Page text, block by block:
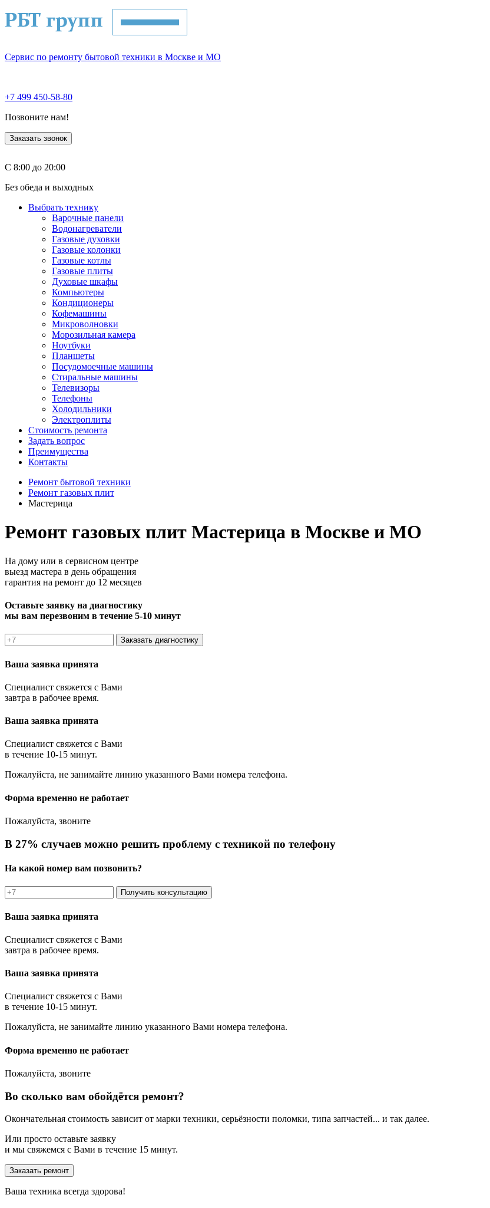
Сервис по ремонту бытовой техники в Москве и МО
+7 499 450-58-80
Позвоните нам!
Заказать звонок
С 8:00 до 20:00
Без обеда и выходных
Выбрать технику
Варочные панели
Водонагреватели
Газовые духовки
Газовые колонки
Газовые котлы
Газовые плиты
Духовые шкафы
Компьютеры
Кондиционеры
Кофемашины
Микроволновки
Морозильная камера
Ноутбуки
Планшеты
Посудомоечные машины
Стиральные машины
Телевизоры
Телефоны
Холодильники
Электроплиты
Стоимость ремонта
Задать вопрос
Преимущества
Контакты
Ремонт бытовой техники
Ремонт газовых плит
Мастерица
Ремонт газовых плит Мастерица в Москве и МО
На дому или в сервисном центре
выезд мастера в день обращения
гарантия на ремонт до 12 месяцев
Оставьте заявку на диагностику
мы вам перезвоним в течение 5-10 минут
Заказать диагностику
Ваша заявка принята
Специалист свяжется с Вами
завтра в рабочее время.
Ваша заявка принята
Специалист свяжется с Вами
в течение 10-15 минут.
Пожалуйста, не занимайте линию указанного Вами номера телефона.
Форма временно не работает
Пожалуйста, звоните
В 27% случаев можно решить проблему с техникой по телефону
На какой номер вам позвонить?
Получить консультацию
Ваша заявка принята
Специалист свяжется с Вами
завтра в рабочее время.
Ваша заявка принята
Специалист свяжется с Вами
в течение 10-15 минут.
Пожалуйста, не занимайте линию указанного Вами номера телефона.
Форма временно не работает
Пожалуйста, звоните
Во сколько вам обойдётся ремонт?
Окончательная стоимость зависит от марки техники, серьёзности поломки, типа запчастей... и так далее.
Или просто оставьте заявку
и мы свяжемся с Вами в течение 15 минут.
Заказать ремонт
Ваша техника всегда здорова!